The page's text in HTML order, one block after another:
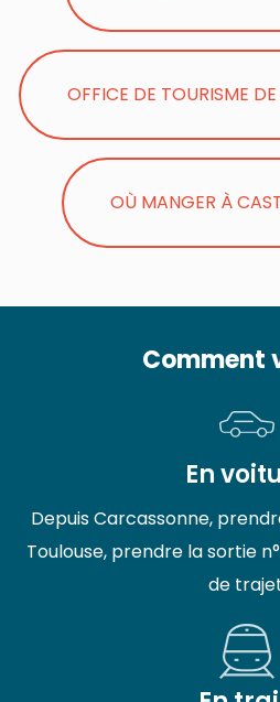
OFFICE DE TOURISME
OÙ MANGER À
Comment
En
Depuis Carcassonne,
Toulouse, prendre la sortie
de